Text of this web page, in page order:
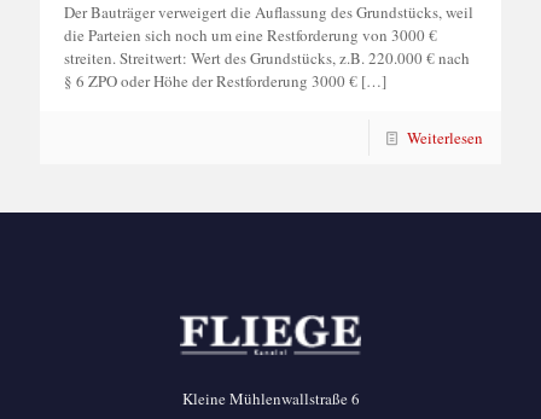
Der Bauträger verweigert die Auflassung des Grundstücks, weil
die Parteien sich noch um eine Restforderung von 3000 €
streiten. Streitwert: Wert des Grundstücks, z.B. 220.000 € nach
§ 6 ZPO oder Höhe der Restforderung 3000 € […]
Weiterlesen
Kleine Mühlenwallstraße 6